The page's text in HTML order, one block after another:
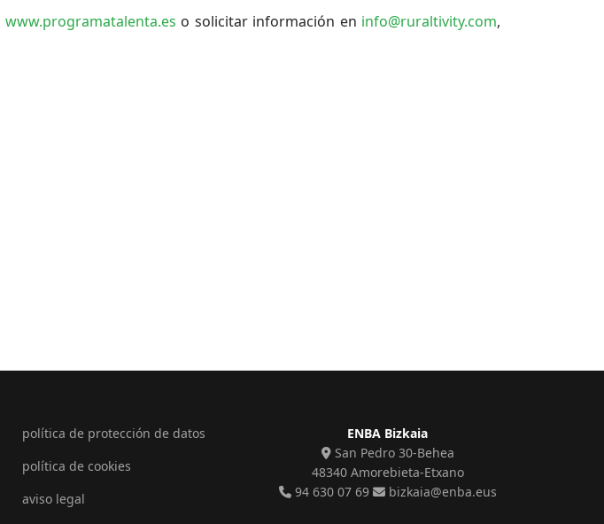
www.programatalenta.es o solicitar información en info@ruraltivity.com,
política de protección de datos
política de cookies
aviso legal
ENBA Bizkaia
San Pedro 30-Behea
48340 Amorebieta-Etxano
94 630 07 69
bizkaia@enba.eus